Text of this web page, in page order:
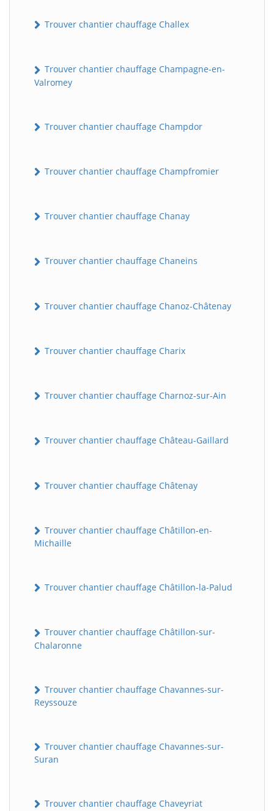
Trouver chantier chauffage Challex
Trouver chantier chauffage Champagne-en-
Valromey
Trouver chantier chauffage Champdor
Trouver chantier chauffage Champfromier
Trouver chantier chauffage Chanay
Trouver chantier chauffage Chaneins
Trouver chantier chauffage Chanoz-Châtenay
Trouver chantier chauffage Charix
Trouver chantier chauffage Charnoz-sur-Ain
Trouver chantier chauffage Château-Gaillard
Trouver chantier chauffage Châtenay
Trouver chantier chauffage Châtillon-en-
Michaille
Trouver chantier chauffage Châtillon-la-Palud
Trouver chantier chauffage Châtillon-sur-
Chalaronne
Trouver chantier chauffage Chavannes-sur-
Reyssouze
Trouver chantier chauffage Chavannes-sur-
Suran
Trouver chantier chauffage Chaveyriat